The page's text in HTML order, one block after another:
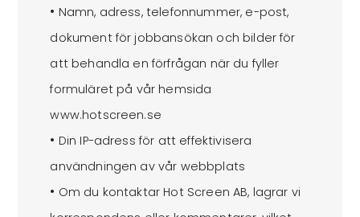
• Namn, adress, telefonnummer, e-post,
dokument för jobbansökan och bilder för
att behandla en förfrågan när du fyller
formuläret på vår hemsida
www.hotscreen.se
• Din IP-adress för att effektivisera
användningen av vår webbplats
• Om du kontaktar Hot Screen AB, lagrar vi